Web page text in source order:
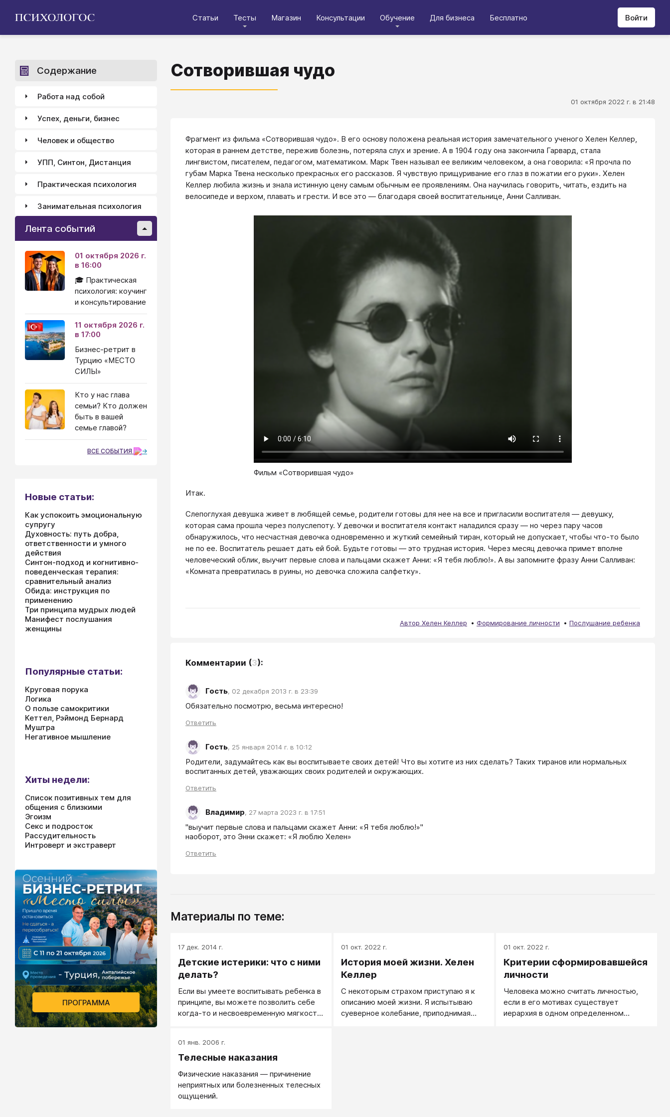
Статьи Тесты Магазин Консультации Обучение Для бизнеса Бесплатно Войти
Сотворившая чудо
01 октября 2022 г. в 21:48
Фрагмент из фильма «Сотворившая чудо». В его основу положена реальная история замечательного ученого Хелен Келлер,
которая в раннем детстве, пережив болезнь, потеряла слух и зрение. А в 1904 году она закончила Гарвард, стала
лингвистом, писателем, педагогом, математиком. Марк Твен называл ее великим человеком, а она говорила: «Я прочла по
губам Марка Твена несколько прекрасных его рассказов. Я чувствую прищуривание его глаз в пожатии его руки». Хелен
Келлер любила жизнь и знала истинную цену самым обычным ее проявлениям. Она научилась говорить, читать, ездить на
велосипеде и верхом, плавать и грести. И все это — благодаря своей воспитательнице, Анни Салливан.
Фильм «Сотворившая чудо»
Итак.
Слепоглухая девушка живет в любящей семье, родители готовы для нее на все и пригласили воспитателя — девушку,
которая сама прошла через полуслепоту. У девочки и воспитателя контакт наладился сразу — но через пару часов
обнаружилось, что несчастная девочка одновременно и жуткий семейный тиран, который не допускает, чтобы что-то было
не по ее. Воспитатель решает дать ей бой. Будьте готовы — это трудная история. Через месяц девочка примет вполне
человеческий облик, выучит первые слова и пальцами скажет Анни: «Я тебя люблю!». А вы запомните фразу Анни Салливан:
«Комната превратилась в руины, но девочка сложила салфетку».
Автор Хелен Келлер Формирование личности Послушание ребенка
Комментарии (3):
Гость, 02 декабря 2013 г. в 23:39
Обязательно посмотрю, весьма интересно!
Ответить
Гость, 25 января 2014 г. в 10:12
Родители, задумайтесь как вы воспитываете своих детей! Что вы хотите из них сделать? Таких тиранов или нормальных
воспитанных детей, уважающих своих родителей и окружающих.
Ответить
Владимир, 27 марта 2023 г. в 17:51
"выучит первые слова и пальцами скажет Анни: «Я тебя люблю!»"
наоборот, это Энни скажет: «Я люблю Хелен»
Ответить
Материалы по теме:
17 дек. 2014 г.
Детские истерики: что с ними
делать?
Если вы умеете воспитывать ребенка в
принципе, вы можете позволить себе
когда-то и несвоевременную мягкость,
01 окт. 2022 г.
История моей жизни. Хелен
Келлер
С некоторым страхом приступаю я к
описанию моей жизни. Я испытываю
суеверное колебание, приподнимая
01 окт. 2022 г.
Критерии сформировавшейся
личности
Человека можно считать личностью,
если в его мотивах существует
иерархия в одном определенном
01 янв. 2006 г.
Телесные наказания
Физические наказания — причинение
неприятных или болезненных телесных
ощущений.
Содержание
Работа над собой
Успех, деньги, бизнес
Человек и общество
УПП, Синтон, Дистанция
Практическая психология
Занимательная психология
Лента событий
01 октября 2026 г.
в 16:00
🎓 Практическая
психология: коучинг
и консультирование
11 октября 2026 г.
в 17:00
Бизнес-ретрит в
Турцию «МЕСТО
СИЛЫ»
Кто у нас глава
семьи? Кто должен
быть в вашей
семье главой?
ВСЕ СОБЫТИЯ
Новые статьи:
Как успокоить эмоциональную
супругу
Духовность: путь добра,
ответственности и умного
действия
Синтон-подход и когнитивно-
поведенческая терапия:
сравнительный анализ
Обида: инструкция по
применению
Три принципа мудрых людей
Манифест послушания
женщины
Популярные статьи:
Круговая порука
Логика
О пользе самокритики
Кеттел, Рэймонд Бернард
Муштра
Негативное мышление
Хиты недели:
Список позитивных тем для
общения с близкими
Эгоизм
Секс и подросток
Рассудительность
Интроверт и экстраверт
ПРОГРАММА